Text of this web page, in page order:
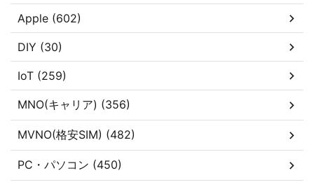
Apple (602)
DIY (30)
IoT (259)
MNO(キャリア) (356)
MVNO(格安SIM) (482)
PC・パソコン (450)